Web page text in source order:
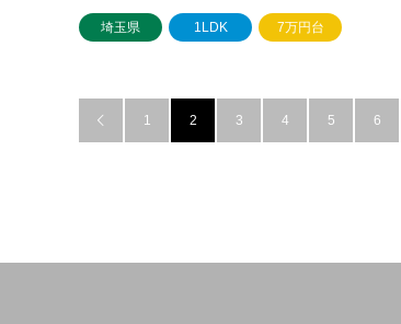
埼玉県 1LDK 7万円台
 1 2 3 4 5 6